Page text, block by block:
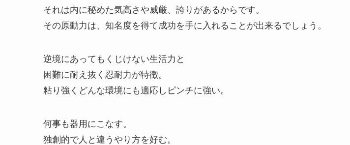
それは内に秘めた気高さや威厳、誇りがあるからです。
その原動力は、知名度を得て成功を手に入れることが出来るでしょう。
逆境にあってもくじけない生活力と
困難に耐え抜く忍耐力が特徴。
粘り強くどんな環境にも適応しピンチに強い。
何事も器用にこなす。
独創的で人と違うやり方を好む。